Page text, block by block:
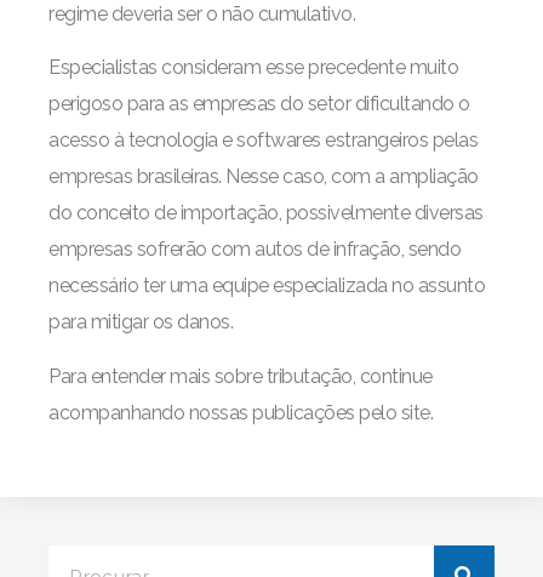
regime deveria ser o não cumulativo.
Especialistas consideram esse precedente muito
perigoso para as empresas do setor dificultando o
acesso à tecnologia e softwares estrangeiros pelas
empresas brasileiras. Nesse caso, com a ampliação
do conceito de importação, possivelmente diversas
empresas sofrerão com autos de infração, sendo
necessário ter uma equipe especializada no assunto
para mitigar os danos.
Para entender mais sobre tributação, continue
acompanhando nossas publicações pelo site.